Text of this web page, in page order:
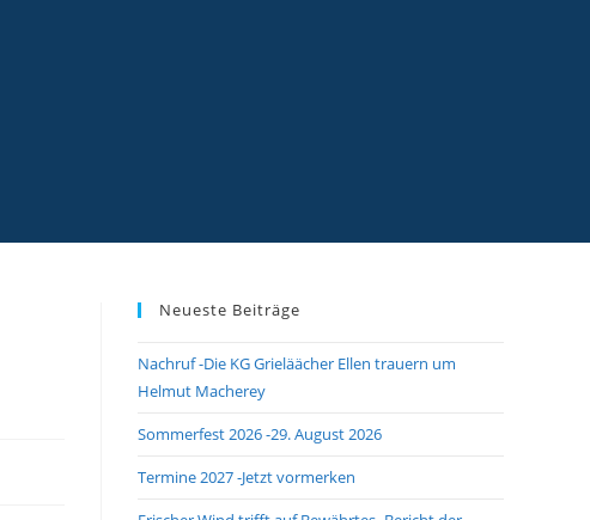
Neueste Beiträge
Nachruf -Die KG Grieläächer Ellen trauern um
Helmut Macherey
Sommerfest 2026 -29. August 2026
Termine 2027 -Jetzt vormerken